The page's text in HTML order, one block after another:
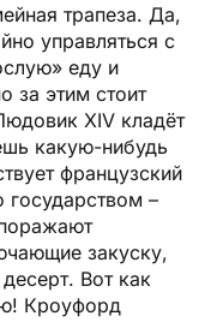
трапеза. Да,
управляться с
еду и
за этим стоит
ХIV кладёт
какую-нибудь
французский
государством –
закуску,
Вот как
Кроуфорд